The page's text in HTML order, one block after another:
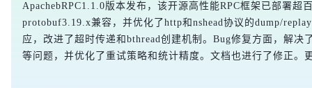
ApachebRPC1.1.0版本发布，该开源高性能RPC框架已部署超
protobuf3.19.x兼容，并优化了http和nshead协议的dump/
应，改进了超时传递和bthread创建机制。Bug修复方面，解决
等问题，并优化了重试策略和统计精度。文档也进行了修正。